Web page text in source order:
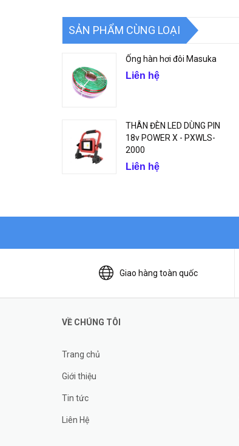
SẢN PHẨM CÙNG LOẠI
Ống hàn hơi đôi Masuka
Liên hệ
THÂN ĐÈN LED DÙNG PIN
18v POWER X - PXWLS-
2000
Liên hệ
Giao hàng toàn quốc
VỀ CHÚNG TÔI
Trang chủ
Giới thiệu
Tin tức
Liên Hệ